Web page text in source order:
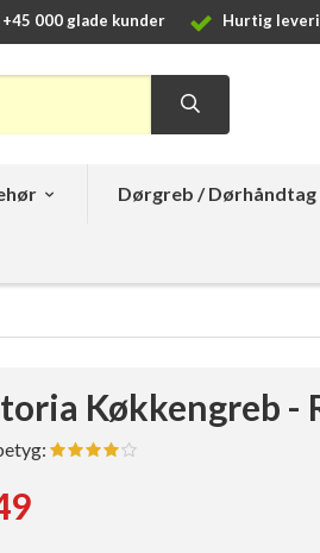
+45 000 glade kunder Hurtig
Dørgreb / Dørhåndtag
Køkkengreb -